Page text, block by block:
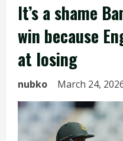
It’s a shame
win because
at losing
nubko March 24,